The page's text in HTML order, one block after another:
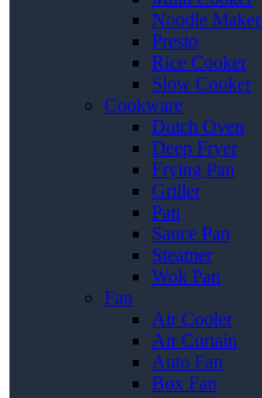
Noodle Maker
Presto
Rice Cooker
Slow Cooker
Cookware
Dutch Oven
Deep Fryer
Frying Pan
Griller
Pan
Sauce Pan
Steamer
Wok Pan
Fan
Air Cooler
Air Curtain
Auto Fan
Box Fan